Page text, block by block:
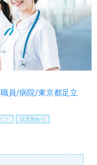
員/病院/東京都足立
！ 託児所あり